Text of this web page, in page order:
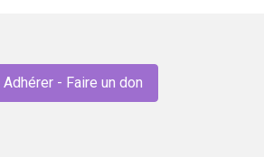
Adhérer - Faire un don